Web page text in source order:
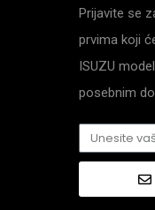
Prijavite se
prvima koji
ISUZU
posebnim